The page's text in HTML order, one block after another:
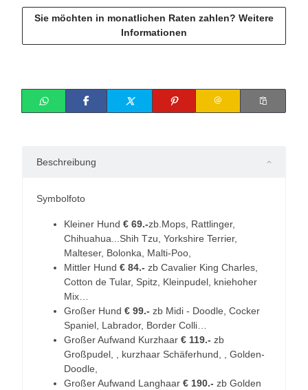
Sie möchten in monatlichen Raten zahlen? Weitere
Informationen
Beschreibung
Symbolfoto
Kleiner Hund € 69.-zb.Mops, Rattlinger,
Chihuahua...Shih Tzu, Yorkshire Terrier,
Malteser, Bolonka, Malti-Poo,
Mittler Hund € 84.- zb Cavalier King Charles,
Cotton de Tular, Spitz, Kleinpudel, kniehoher
Mix…
Großer Hund € 99.- zb Midi - Doodle, Cocker
Spaniel, Labrador, Border Colli…
Großer Aufwand Kurzhaar € 119.- zb
Großpudel, , kurzhaar Schäferhund, , Golden-
Doodle,
Großer Aufwand Langhaar € 190.- zb Golden